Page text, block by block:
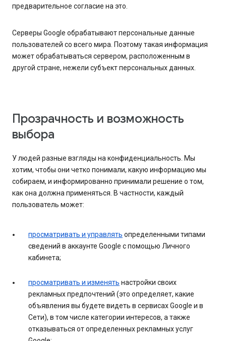
предварительное согласие на это.
Серверы Google обрабатывают персональные данные
пользователей со всего мира. Поэтому такая информация
может обрабатываться сервером, расположенным в
другой стране, нежели субъект персональных данных.
Прозрачность и возможность
выбора
У людей разные взгляды на конфиденциальность. Мы
хотим, чтобы они четко понимали, какую информацию мы
собираем, и информированно принимали решение о том,
как она должна применяться. В частности, каждый
пользователь может:
просматривать и управлять определенными типами
сведений в аккаунте Google с помощью Личного
кабинета;
просматривать и изменять настройки своих
рекламных предпочтений (это определяет, какие
объявления вы будете видеть в сервисах Google и в
Сети), в том числе категории интересов, а также
отказываться от определенных рекламных услуг